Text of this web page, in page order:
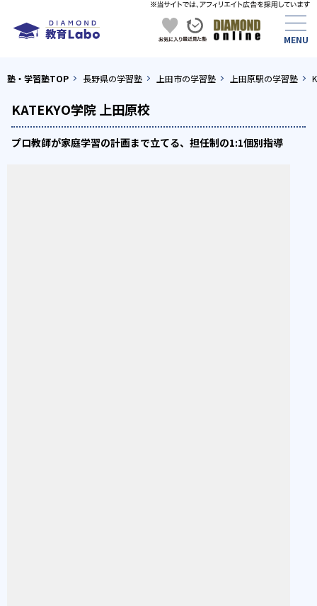
塾・学習塾TOP 長野県の学習塾 上田市の学習塾 上田原駅の学習塾
KATEKYO学院 上田原校
プロ教師が家庭学習の計画まで立てる、担任制の1:1個別指導